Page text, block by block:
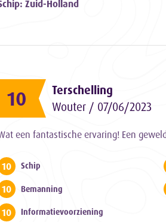
Zuid-Holland
10
Terschelling
Wouter / 07/06/2023
een fantastische ervaring! Een
10 Schip
10 Bemanning
10 Informatievoorziening